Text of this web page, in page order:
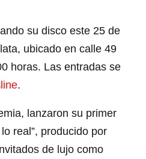
su disco este 25 de
ubicado en calle 49
horas. Las entradas se
.
lanzaron su primer
real”, producido por
de lujo como